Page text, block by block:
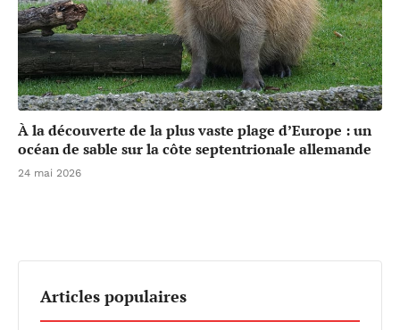
À la découverte de la plus vaste plage d’Europe : un
océan de sable sur la côte septentrionale allemande
24 mai 2026
Articles populaires